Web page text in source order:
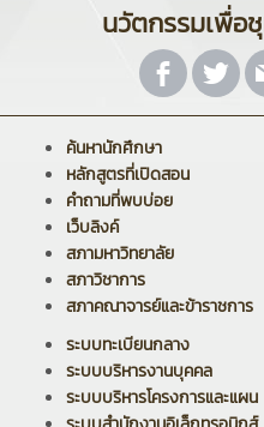
นวัตกรรมเพื่อ
ค้นหานักศึกษา
หลักสูตรที่เปิดสอน
คำถามที่พบบ่อย
เว็บลิงค์
สภามหาวิทยาลัย
สภาวิชาการ
สภาคณาจารย์และข้าราชการ
ระบบทะเบียนกลาง
ระบบบริหารงานบุคคล
ระบบบริหารโครงการและแผน